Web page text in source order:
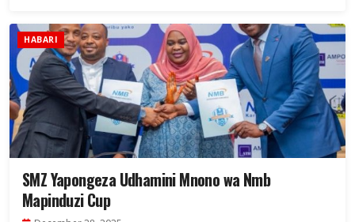
HABARI
SMZ Yapongeza Udhamini Mnono wa Nmb
Mapinduzi Cup